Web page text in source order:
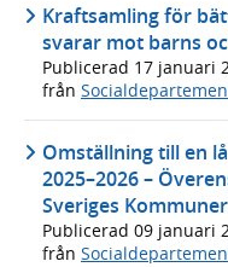
Kraftsamling för
svarar mot barns
Publicerad 17 januari
från
Omställning till en
2025–2026 –
Sveriges
Publicerad 09 januari
från